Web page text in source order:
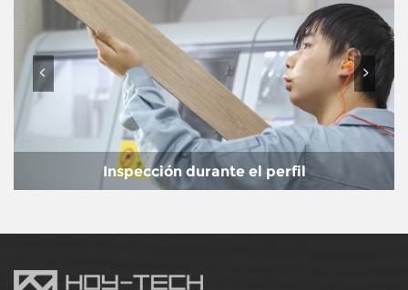
Inspección durante el perfil